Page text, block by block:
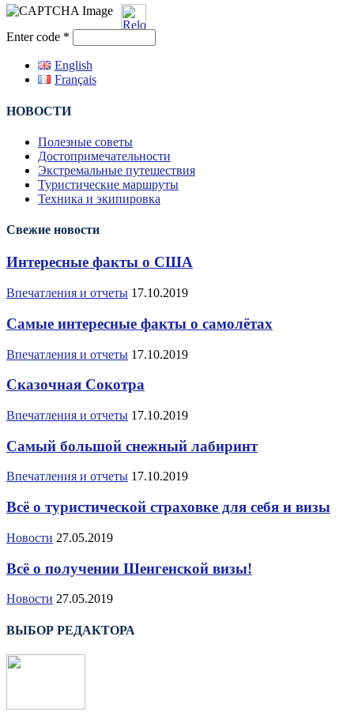
Enter code *
English
Français
НОВОСТИ
Полезные советы
Достопримечательности
Экстремальные путешествия
Туристические маршруты
Техника и экипировка
Свежие новости
Интересные факты о США
Впечатления и отчеты 17.10.2019
Самые интересные факты о самолётах
Впечатления и отчеты 17.10.2019
Сказочная Сокотра
Впечатления и отчеты 17.10.2019
Самый большой снежный лабиринт
Впечатления и отчеты 17.10.2019
Всё о туристической страховке для себя и визы
Новости 27.05.2019
Всё о получении Шенгенской визы!
Новости 27.05.2019
ВЫБОР РЕДАКТОРА